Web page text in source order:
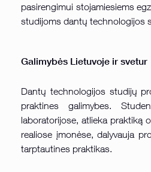
pasirengimui stojamiesiems
studijoms dantų technologijos
Galimybės Lietuvoje ir svetur
Dantų technologijos studijų
praktines galimybes.
laboratorijose, atlieka praktiką
realiose įmonėse, dalyvauja
tarptautines praktikas.